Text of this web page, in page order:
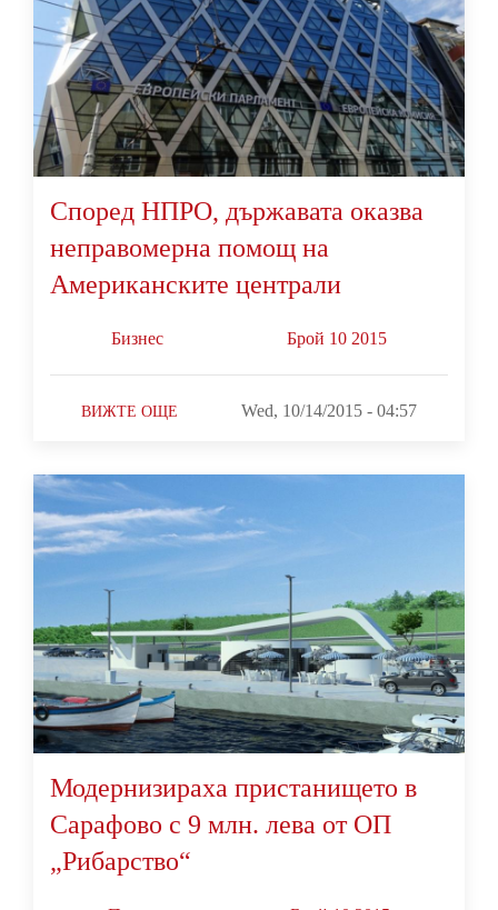
Според НПРО, държавата оказва
неправомерна помощ на
Американските централи
Бизнес Брой 10 2015
ВИЖТЕ ОЩЕ Wed, 10/14/2015 - 04:57
Модернизираха пристанището в
Сарафово с 9 млн. лева от ОП
„Рибарство“